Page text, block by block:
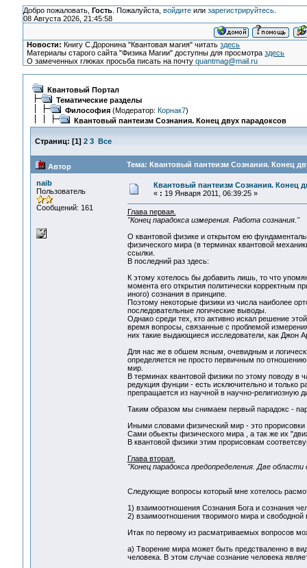
Добро пожаловать, Гость. Пожалуйста, войдитеили зарегистрируйтесь.
08 Августа 2026, 21:45:58
Новости: Книгу С.Доронина "Квантовая магия" читатьздесь
Материалы старого сайта "Физика Магии" доступны для просмотраздесь
О замеченных глюках просьба писать на почтуquantmag@mail.ru
Квантовый Портал
Тематические разделы
Философия(Модератор: Корнак7)
Квантовый пантеизм Сознания. Конец двух парадоксов
Страниц: [1] 2 3 Все
Автор Тема: Квантовый пантеизм Сознания. Конец
naib
Пользователь
Сообщений: 161
Квантовый пантеизм Сознания. Конец
« : 19 Января 2011, 06:39:25 »
Глава первая.
"Конец парадокса измерения. Работа сознания."
О квантовой физике и открытом ею
физического мира (в терминах квантовой
ссылки.
В последний раз здесь:
К этому хотелось бы добавить лишь, то что
момента его открытия политически корректным
иного) сознания в принципе.
Поэтому некоторые физики из числа наиболее
последовательные логические выводы.
Однако среди тех, кто активно искал решение
время вопросы, связанные с проблемой
них такие выдающиеся исследователи, как Джон
Для нас же в обшем ясным, очевидным и
определяется не просто первичным по
мир.
В терминах квантовой физики по этому поводу в
редукция фунции - есть исключительно и только
препращается из научной в научно-религиозную
Таким образом мы снимаем первый парадокс -
Иными словами физический мир - это
Сами обьекты физического мира , а так же их
В квантовой физики этим прорисовкам
Глава вторая.
"Конец парадокса предопределения. Две области
Следующие вопросы который мне хотелось
1) взаимоотношения Сознания Бога и сознания
2) взаимоотношения творимого мира и свободной
Итак по первому из расматриваемых вопросов
а) Творение мира может быть предстваленно в
человека. В этом случае сознание человека